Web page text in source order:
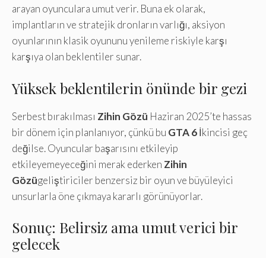
arayan oyunculara umut verir. Buna ek olarak,
implantların ve stratejik dronların varlığı, aksiyon
oyunlarının klasik oyununu yenileme riskiyle karşı
karşıya olan beklentiler sunar.
Yüksek beklentilerin önünde bir gezi
Serbest bırakılması Zihin Gözü Haziran 2025’te hassas
bir dönem için planlanıyor, çünkü bu GTA 6İkincisi geç
değilse. Oyuncular başarısını etkileyip
etkileyemeyeceğini merak ederken Zihin
Gözügeliştiriciler benzersiz bir oyun ve büyüleyici
unsurlarla öne çıkmaya kararlı görünüyorlar.
Sonuç: Belirsiz ama umut verici bir
gelecek